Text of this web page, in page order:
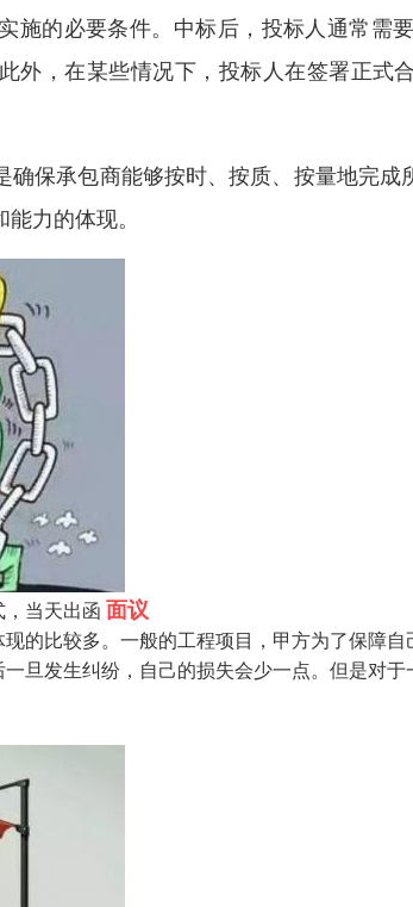
施的必要条件。中标后，投标人通常需
外，在某些情况下，投标人在签署正式
保承包商能够按时、按质、按量地完
力的体现。
当天出函 面议
的比较多。一般的工程项目，甲方为了保障
旦发生纠纷，自己的损失会少一点。但是对